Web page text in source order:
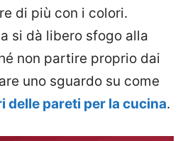
di più con i colori.
si dà libero sfogo alla
non partire proprio dai
uno sguardo su come
delle pareti per la cucina.